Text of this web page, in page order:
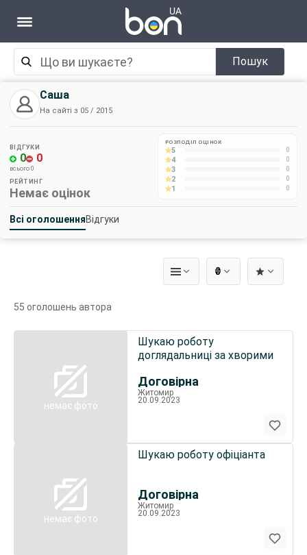
Пошук
Саша
На сайті з 05 / 2015
РЕЙТИНГ
Немає оцінок
ВІДГУКИ
0 0
всього 0
РОЗПОДІЛ ОЦІНОК
5 0
4 0
3 0
2 0
1 0
Всі оголошенняВідгуки
₴
55 оголошень автора
немає фото
Договірна
Шукаю роботу
доглядальниці за хворими
Житомир
20.09.2023
немає фото
Договірна
Шукаю роботу офіціанта
Житомир
20.09.2023